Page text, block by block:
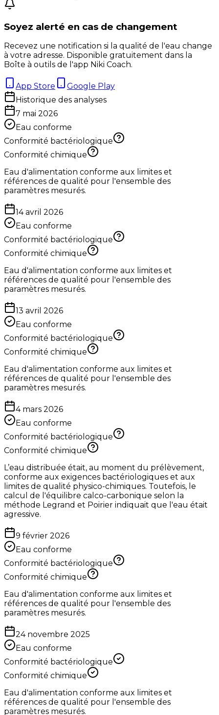
Soyez alerté en cas de changement
Recevez une notification si la qualité de l'eau change
à votre adresse. Disponible gratuitement dans la
Boîte à outils de l'app Niki Coach.
App Store
Google Play
Historique des analyses
7 mai 2026
Eau conforme
Conformité bactériologique
Conformité chimique
Eau d'alimentation conforme aux limites et
références de qualité pour l'ensemble des
paramètres mesurés.
14 avril 2026
Eau conforme
Conformité bactériologique
Conformité chimique
Eau d'alimentation conforme aux limites et
références de qualité pour l'ensemble des
paramètres mesurés.
13 avril 2026
Eau conforme
Conformité bactériologique
Conformité chimique
Eau d'alimentation conforme aux limites et
références de qualité pour l'ensemble des
paramètres mesurés.
4 mars 2026
Eau conforme
Conformité bactériologique
Conformité chimique
L’eau distribuée était, au moment du prélèvement,
conforme aux exigences bactériologiques et aux
limites de qualité physico-chimiques. Toutefois, le
calcul de l'équilibre calco-carbonique selon la
méthode Legrand et Poirier indiquait que l'eau était
agressive.
9 février 2026
Eau conforme
Conformité bactériologique
Conformité chimique
Eau d'alimentation conforme aux limites et
références de qualité pour l'ensemble des
paramètres mesurés.
24 novembre 2025
Eau conforme
Conformité bactériologique
Conformité chimique
Eau d'alimentation conforme aux limites et
références de qualité pour l'ensemble des
paramètres mesurés.